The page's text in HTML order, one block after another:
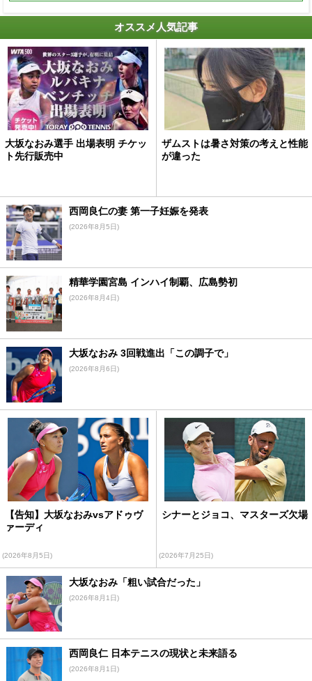
オススメ人気記事
大坂なおみ選手 出場表明 チケッ
ト先行販売中
ザムストは暑さ対策の考えと性能
が違った
西岡良仁の妻 第一子妊娠を発表
(2026年8月5日)
精華学園宮島 インハイ制覇、広島勢初
(2026年8月4日)
大坂なおみ 3回戦進出「この調子で」
(2026年8月6日)
【告知】大坂なおみvsアドゥヴ
ァーディ
(2026年8月5日)
シナーとジョコ、マスターズ欠場
(2026年7月25日)
大坂なおみ「粗い試合だった」
(2026年8月1日)
西岡良仁 日本テニスの現状と未来語る
(2026年8月1日)